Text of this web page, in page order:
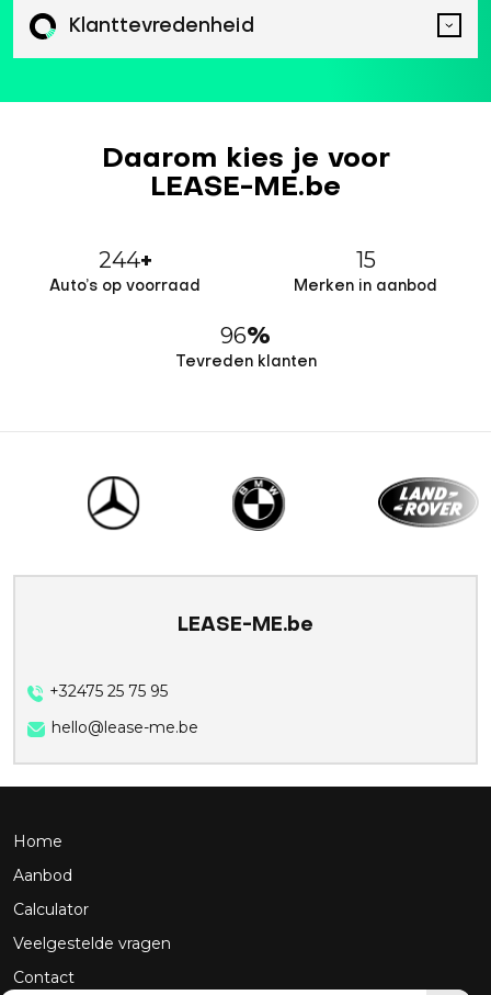
Klanttevredenheid
Daarom kies je voor
LEASE-ME.be
244+
Auto’s op voorraad
15
Merken in aanbod
96%
Tevreden klanten
LEASE-ME.be
+32475 25 75 95
hello@lease-me.be
Home
Aanbod
Calculator
Veelgestelde vragen
Contact